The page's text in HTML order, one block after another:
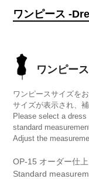
ワンピース -
ワンピー
ワンピースサイズを
サイズが表示され、
Please select a
standard
Adjust the
OP-15 オーダー仕
Standard